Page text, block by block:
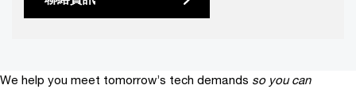
We help you meet tomorrow’s tech demands so you can